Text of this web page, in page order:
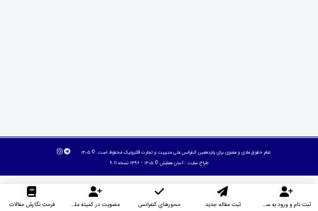
تمام حقوق مادی و معنوی برای پانزدهمین کنفرانس ملی مدیریت و تجارت الکترونیک محفوظ است. © ۱۴۰۵
طراح سایت :آسان همایش © ۱۴۰۵ - 1392 نسخه 9.11
ثبت نام و ورود به سایت ثبت مقاله جدید محورهای کنفرانس عضویت در کمیته علمی داوران فرمت نگارش مقالات